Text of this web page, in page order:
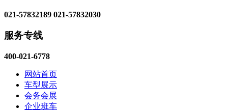
021-57832189 021-57832030
服务专线
400-021-6778
网站首页
车型展示
会务会展
企业班车